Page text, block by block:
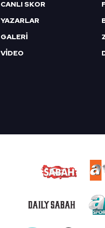
CANLI SKOR
YAZARLAR
GALERİ
VİDEO